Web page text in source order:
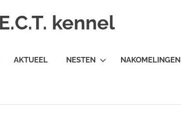
kennel
AKTUEEL NESTEN NAKOMELINGEN